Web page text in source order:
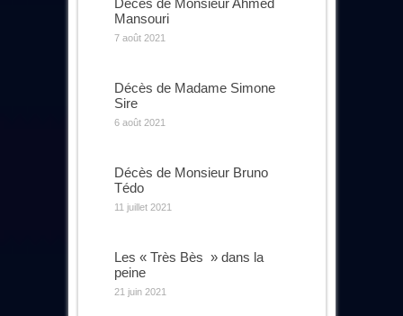
Mansouri
7 août 2021
Décès de Madame Simone
Sire
6 août 2021
Décès de Monsieur Bruno
Tédo
11 juillet 2021
Les « Très Bès » dans la
peine
21 juin 2021